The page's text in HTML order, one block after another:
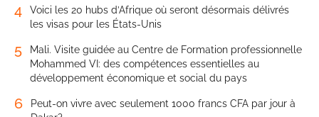
4
Voici les 20 hubs d’Afrique où seront désormais délivrés
les visas pour les États-Unis
5
Mali. Visite guidée au Centre de Formation professionnelle
Mohammed VI: des compétences essentielles au
développement économique et social du pays
6
Peut-on vivre avec seulement 1000 francs CFA par jour à